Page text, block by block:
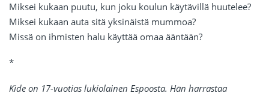
Miksei kukaan puutu, kun joku koulun käytävillä huutelee?
Miksei kukaan auta sitä yksinäistä mummoa?
Missä on ihmisten halu käyttää omaa ääntään?
*
Kide on 17-vuotias lukiolainen Espoosta. Hän harrastaa